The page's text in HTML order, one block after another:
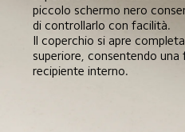
piccolo schermo nero
di controllarlo con facilità.
Il coperchio si apre
superiore, consentendo una
recipiente interno.